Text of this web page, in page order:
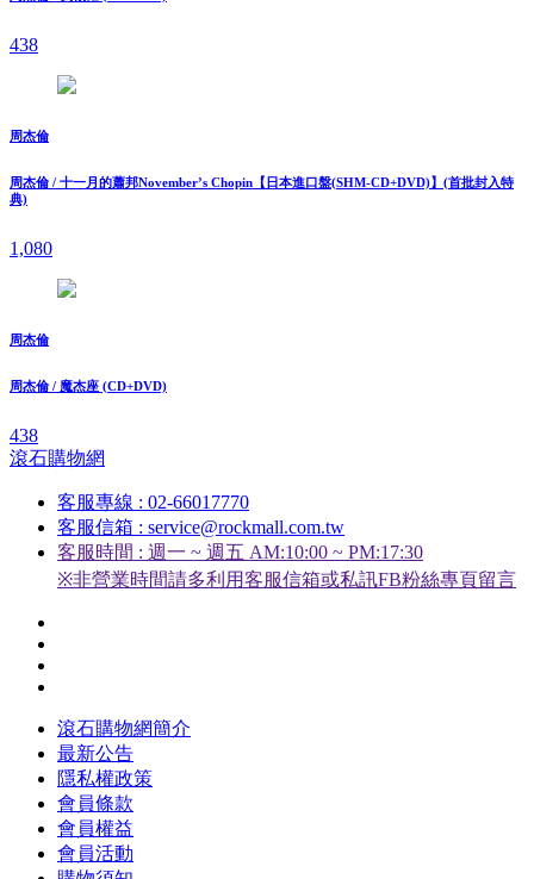
438
周杰倫
周杰倫 / 十一月的蕭邦November’s Chopin【日本進口盤(SHM-CD+DVD)】(首批封入特
典)
1,080
周杰倫
周杰倫 / 魔杰座 (CD+DVD)
438
滾石購物網
客服專線 : 02-66017770
客服信箱 : service@rockmall.com.tw
客服時間 : 週一 ~ 週五 AM:10:00 ~ PM:17:30
※非營業時間請多利用客服信箱或私訊FB粉絲專頁留言
滾石購物網簡介
最新公告
隱私權政策
會員條款
會員權益
會員活動